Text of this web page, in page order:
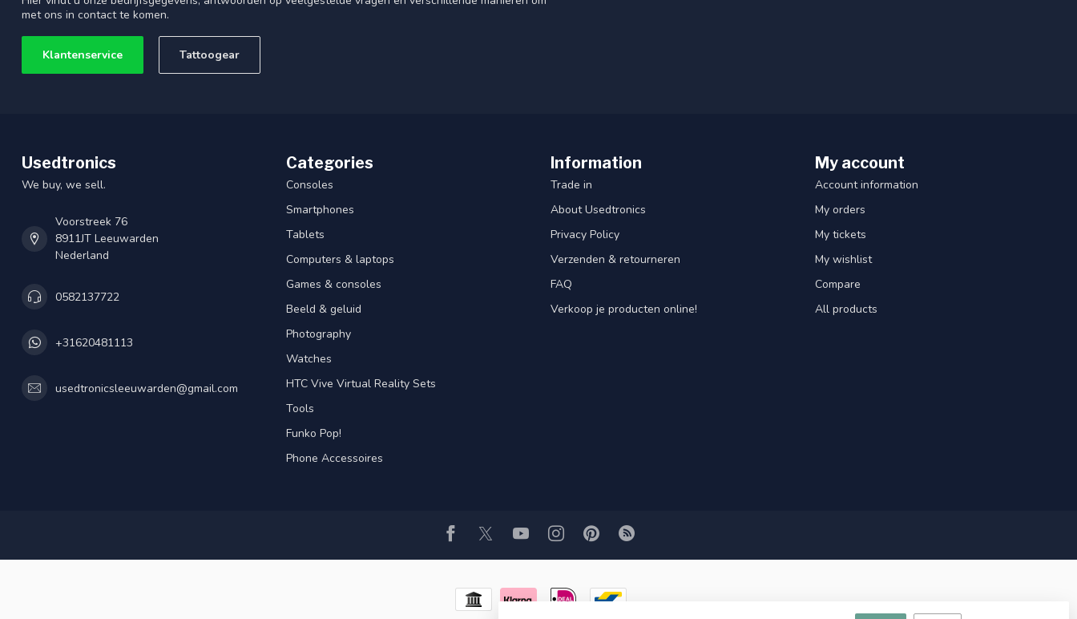
met ons in contact te komen.
Klantenservice Tattoogear
Usedtronics
We buy, we sell.
Voorstreek 76
8911JT Leeuwarden
Nederland
0582137722
+31620481113
usedtronicsleeuwarden@gmail.com
Categories
Consoles
Smartphones
Tablets
Computers & laptops
Games & consoles
Beeld & geluid
Photography
Watches
HTC Vive Virtual Reality Sets
Tools
Funko Pop!
Phone Accessoires
Information
Trade in
About Usedtronics
Privacy Policy
Verzenden & retourneren
FAQ
Verkoop je producten online!
My account
Account information
My orders
My tickets
My wishlist
Compare
All products